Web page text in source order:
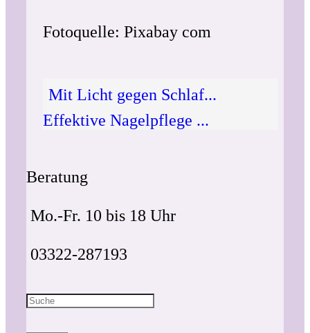
Fotoquelle: Pixabay com
Mit Licht gegen Schlaf...
Effektive Nagelpflege ...
Beratung
Mo.-Fr. 10 bis 18 Uhr
03322-287193